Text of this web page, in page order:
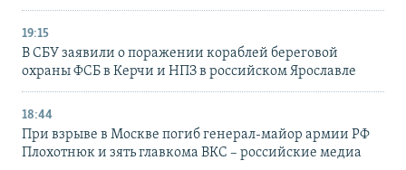
19:15
В СБУ заявили о поражении кораблей береговой
охраны ФСБ в Керчи и НПЗ в российском Ярославле
18:44
При взрыве в Москве погиб генерал-майор армии РФ
Плохотнюк и зять главкома ВКС – российские медиа